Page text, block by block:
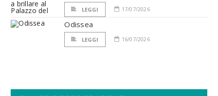
LEGGI 17/07/2026
Odissea
LEGGI 16/07/2026